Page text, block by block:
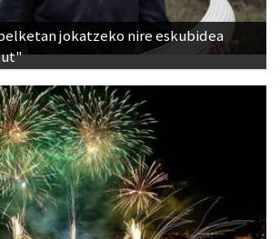
jokatzeko nire eskubidea